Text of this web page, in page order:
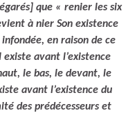
que « renier les six
à nier Son existence
infondée, en raison de ce
existe avant l’existence
le bas, le devant, le
avant l’existence du
des prédécesseurs et